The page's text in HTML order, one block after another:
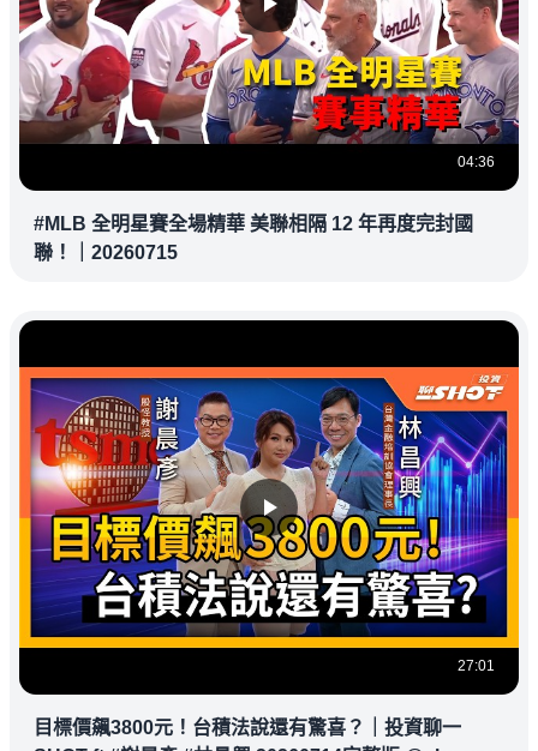
04:36
#MLB 全明星賽全場精華 美聯相隔 12 年再度完封國
聯！｜20260715
27:01
目標價飆3800元！台積法說還有驚喜？｜投資聊一